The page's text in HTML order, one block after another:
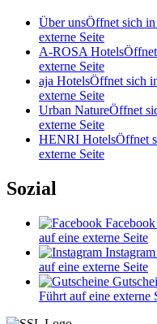
Über unsÖffnet sich in
externe Seite
A-ROSA Hotels
externe Seite
aja HotelsÖffnet sich
externe Seite
Urban NatureÖffnet
externe Seite
HENRI HotelsÖffnet
externe Seite
Sozial
Facebook
auf eine externe Seite
Instagram
auf eine externe Seite
Führt auf eine externe